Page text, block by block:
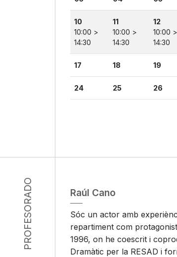
10
10:00 >
14:30
11
10:00 >
14:30
12
10:00 >
14:30
17 18 19
24 25 26
PROFESORADO Raúl Cano
Sóc un actor amb
repartiment com
1996, on he coescrit i
Dramàtic per la RESAD i